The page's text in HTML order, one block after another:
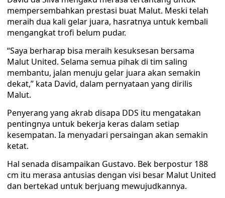
mempersembahkan prestasi buat Malut. Meski telah
meraih dua kali gelar juara, hasratnya untuk kembali
mengangkat trofi belum pudar.
“Saya berharap bisa meraih kesuksesan bersama
Malut United. Selama semua pihak di tim saling
membantu, jalan menuju gelar juara akan semakin
dekat,” kata David, dalam pernyataan yang dirilis
Malut.
Penyerang yang akrab disapa DDS itu mengatakan
pentingnya untuk bekerja keras dalam setiap
kesempatan. Ia menyadari persaingan akan semakin
ketat.
Hal senada disampaikan Gustavo. Bek berpostur 188
cm itu merasa antusias dengan visi besar Malut United
dan bertekad untuk berjuang mewujudkannya.